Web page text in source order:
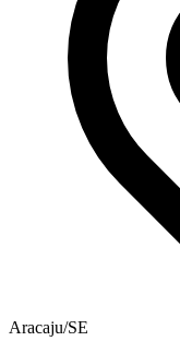
Aracaju/SE